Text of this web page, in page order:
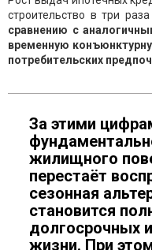
строительство в три раза
сравнению с
временную
потребительских
За этими
жилищного
перестаёт
сезонная
становится
долгосрочных
жизни. При